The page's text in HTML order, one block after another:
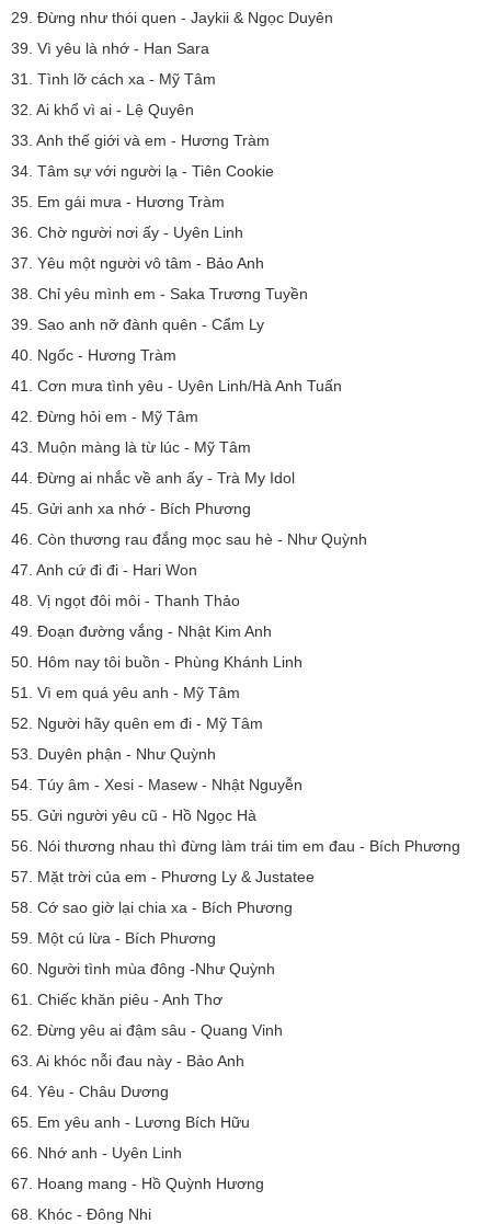
29. Đừng như thói quen - Jaykii & Ngọc Duyên
39. Vì yêu là nhớ - Han Sara
31. Tình lỡ cách xa - Mỹ Tâm
32. Ai khổ vì ai - Lệ Quyên
33. Anh thế giới và em - Hương Tràm
34. Tâm sự với người lạ - Tiên Cookie
35. Em gái mưa - Hương Tràm
36. Chờ người nơi ấy - Uyên Linh
37. Yêu một người vô tâm - Bảo Anh
38. Chỉ yêu mình em - Saka Trương Tuyền
39. Sao anh nỡ đành quên - Cẩm Ly
40. Ngốc - Hương Tràm
41. Cơn mưa tình yêu - Uyên Linh/Hà Anh Tuấn
42. Đừng hỏi em - Mỹ Tâm
43. Muộn màng là từ lúc - Mỹ Tâm
44. Đừng ai nhắc về anh ấy - Trà My Idol
45. Gửi anh xa nhớ - Bích Phương
46. Còn thương rau đắng mọc sau hè - Như Quỳnh
47. Anh cứ đi đi - Hari Won
48. Vị ngọt đôi môi - Thanh Thảo
49. Đoạn đường vắng - Nhật Kim Anh
50. Hôm nay tôi buồn - Phùng Khánh Linh
51. Vì em quá yêu anh - Mỹ Tâm
52. Người hãy quên em đi - Mỹ Tâm
53. Duyên phận - Như Quỳnh
54. Túy âm - Xesi - Masew - Nhật Nguyễn
55. Gửi người yêu cũ - Hồ Ngọc Hà
56. Nói thương nhau thì đừng làm trái tim em đau - Bích Phương
57. Mặt trời của em - Phương Ly & Justatee
58. Cớ sao giờ lại chia xa - Bích Phương
59. Một cú lừa - Bích Phương
60. Người tình mùa đông -Như Quỳnh
61. Chiếc khăn piêu - Anh Thơ
62. Đừng yêu ai đậm sâu - Quang Vinh
63. Ai khóc nỗi đau này - Bảo Anh
64. Yêu - Châu Dương
65. Em yêu anh - Lương Bích Hữu
66. Nhớ anh - Uyên Linh
67. Hoang mang - Hồ Quỳnh Hương
68. Khóc - Đông Nhi